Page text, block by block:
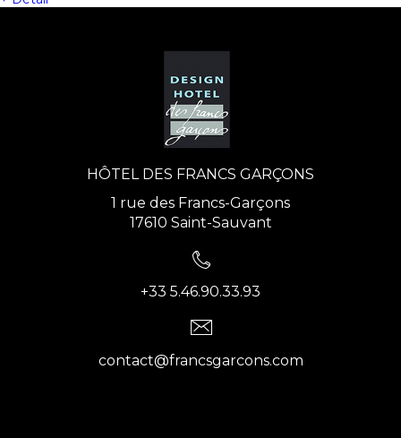
HÔTEL DES FRANCS GARÇONS
1 rue des Francs-Garçons
17610 Saint-Sauvant
+33 5.46.90.33.93
contact@francsgarcons.com